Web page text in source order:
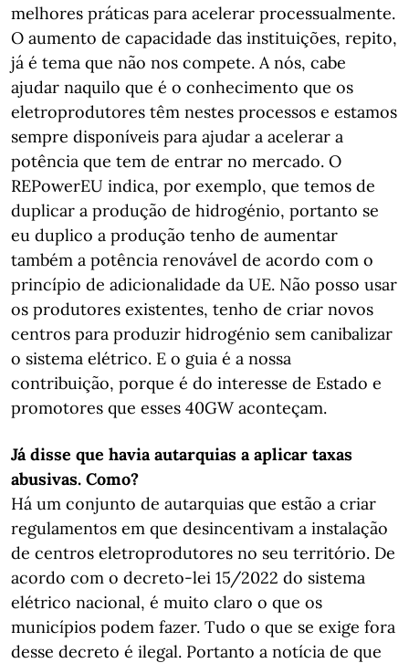
melhores práticas para acelerar processualmente.
O aumento de capacidade das instituições, repito,
já é tema que não nos compete. A nós, cabe
ajudar naquilo que é o conhecimento que os
eletroprodutores têm nestes processos e estamos
sempre disponíveis para ajudar a acelerar a
potência que tem de entrar no mercado. O
REPowerEU indica, por exemplo, que temos de
duplicar a produção de hidrogénio, portanto se
eu duplico a produção tenho de aumentar
também a potência renovável de acordo com o
princípio de adicionalidade da UE. Não posso usar
os produtores existentes, tenho de criar novos
centros para produzir hidrogénio sem canibalizar
o sistema elétrico. E o guia é a nossa
contribuição, porque é do interesse de Estado e
promotores que esses 40GW aconteçam.
Já disse que havia autarquias a aplicar taxas
abusivas. Como?
Há um conjunto de autarquias que estão a criar
regulamentos em que desincentivam a instalação
de centros eletroprodutores no seu território. De
acordo com o decreto-lei 15/2022 do sistema
elétrico nacional, é muito claro o que os
municípios podem fazer. Tudo o que se exige fora
desse decreto é ilegal. Portanto a notícia de que